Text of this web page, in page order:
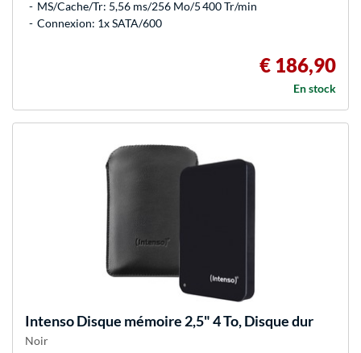
MS/Cache/Tr: 5,56 ms/256 Mo/5 400 Tr/min
Connexion: 1x SATA/600
€ 186,90
En stock
IntensoDisque mémoire 2,5" 4 To, Disque dur
Noir